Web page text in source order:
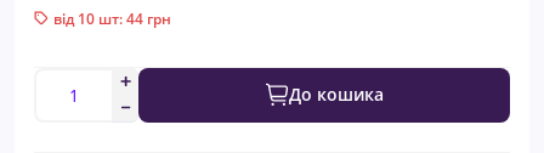
від 10 шт: 44 грн
До кошика